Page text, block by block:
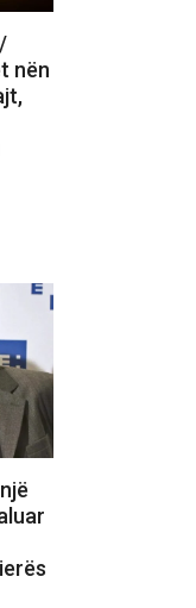
nën